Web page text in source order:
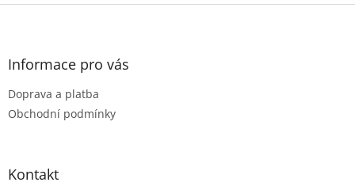
Z
Informace pro vás
Doprava a platba
Obchodní podmínky
Kontakt